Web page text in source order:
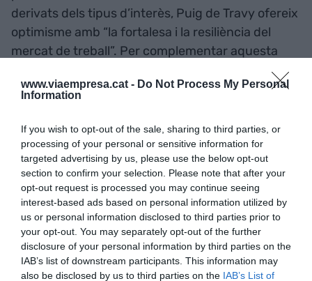
www.viaempresa.cat - Do Not Process My Personal
Information
If you wish to opt-out of the sale, sharing to third parties, or
processing of your personal or sensitive information for
targeted advertising by us, please use the below opt-out
section to confirm your selection. Please note that after your
opt-out request is processed you may continue seeing
interest-based ads based on personal information utilized by
us or personal information disclosed to third parties prior to
your opt-out. You may separately opt-out of the further
disclosure of your personal information by third parties on the
IAB’s list of downstream participants. This information may
also be disclosed by us to third parties on the IAB’s List of
derivats dels tipus d’interès, Puig de Travy ofereix
optimisme amb “la fortalesa i la resiliència del
mercat de treball”. Per complementar aquesta
visió positiva, l’economista valora que també cal
tenir en compte el paper “decisiu” del turisme a
territoris més actius amb els fonsNext
Generation”. Fa pocs dies, l’Institut Català
d’Estadística va donar a conèixer que l’economia
catalana va créixer un 2,1% interanual durant el
tercer trimestre de l’any. Des de l’òptica de la
demanda, l’evolució del PIB s’explica per
l’increment de la demanda interna (1,5%), amb
una especial rellevància del consum de les
administracions públiques (5,6%), i per l’augment